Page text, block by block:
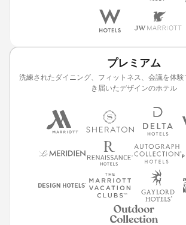
プレミアム
洗練されたダイニング、フィットネス、会議を体
き届いたデザインのホテル